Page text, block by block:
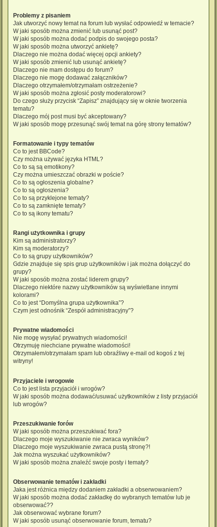
Problemy z pisaniem
Jak utworzyć nowy temat na forum lub wysłać odpowiedź w temacie?
W jaki sposób można zmienić lub usunąć post?
W jaki sposób można dodać podpis do swojego posta?
W jaki sposób można utworzyć ankietę?
Dlaczego nie można dodać więcej opcji ankiety?
W jaki sposób zmienić lub usunąć ankietę?
Dlaczego nie mam dostępu do forum?
Dlaczego nie mogę dodawać załączników?
Dlaczego otrzymałem/otrzymałam ostrzeżenie?
W jaki sposób można zgłosić posty moderatorowi?
Do czego służy przycisk “Zapisz” znajdujący się w oknie tworzenia
tematu?
Dlaczego mój post musi być akceptowany?
W jaki sposób mogę przesunąć swój temat na górę strony tematów?
Formatowanie i typy tematów
Co to jest BBCode?
Czy można używać języka HTML?
Co to są są emotikony?
Czy można umieszczać obrazki w poście?
Co to są ogłoszenia globalne?
Co to są ogłoszenia?
Co to są przyklejone tematy?
Co to są zamknięte tematy?
Co to są ikony tematu?
Rangi użytkownika i grupy
Kim są administratorzy?
Kim są moderatorzy?
Co to są grupy użytkowników?
Gdzie znajduje się spis grup użytkowników i jak można dołączyć do
grupy?
W jaki sposób można zostać liderem grupy?
Dlaczego niektóre nazwy użytkowników są wyświetlane innymi
kolorami?
Co to jest “Domyślna grupa użytkownika”?
Czym jest odnośnik “Zespół administracyjny”?
Prywatne wiadomości
Nie mogę wysyłać prywatnych wiadomości!
Otrzymuję niechciane prywatne wiadomości!
Otrzymałem/otrzymałam spam lub obraźliwy e-mail od kogoś z tej
witryny!
Przyjaciele i wrogowie
Co to jest lista przyjaciół i wrogów?
W jaki sposób można dodawać/usuwać użytkowników z listy przyjaciół
lub wrogów?
Przeszukiwanie forów
W jaki sposób można przeszukiwać fora?
Dlaczego moje wyszukiwanie nie zwraca wyników?
Dlaczego moje wyszukiwanie zwraca pustą stronę?!
Jak można wyszukać użytkowników?
W jaki sposób można znaleźć swoje posty i tematy?
Obserwowanie tematów i zakładki
Jaka jest różnica między dodaniem zakładki a obserwowaniem?
W jaki sposób można dodać zakładkę do wybranych tematów lub je
obserwować??
Jak obserwować wybrane forum?
W jaki sposób usunąć obserwowanie forum, tematu?